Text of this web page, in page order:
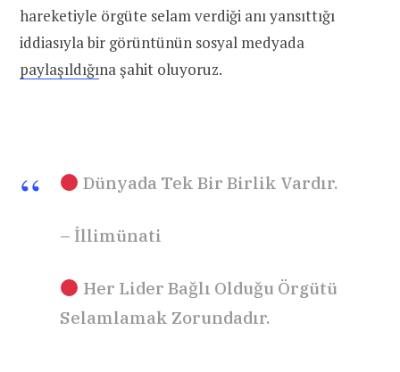
hareketiyle örgüte selam verdiği anı yansıttığı
iddiasıyla bir görüntünün sosyal medyada
paylaşıldığına şahit oluyoruz.
Dünyada Tek Bir Birlik Vardır.
– İllimünati
Her Lider Bağlı Olduğu Örgütü
Selamlamak Zorundadır.